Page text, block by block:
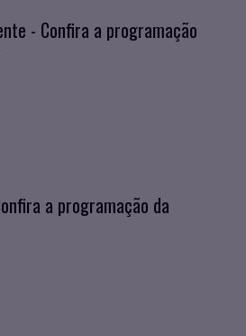
- Confira a programação
a programação da